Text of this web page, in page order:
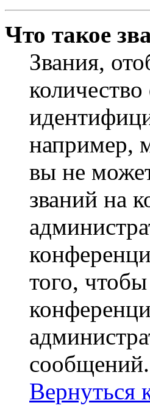
Что такое
Звания,
например,
вы не
званий на
того,
сообщений.
Вернуться